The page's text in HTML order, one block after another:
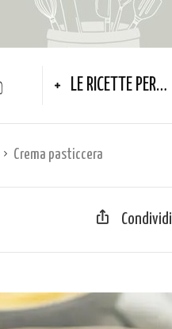
LE RICETTE PER…
Crema pasticcera
Condividi